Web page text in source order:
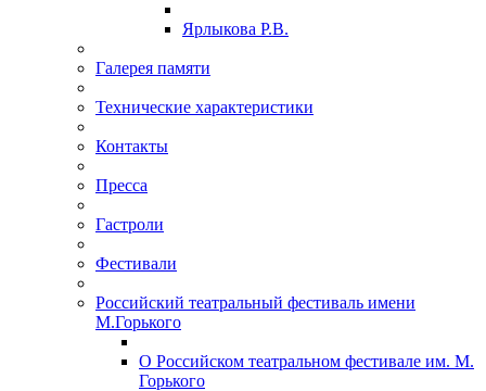
Ярлыкова Р.В.
Галерея памяти
Технические характеристики
Контакты
Пресса
Гастроли
Фестивали
Российский театральный фестиваль имени
М.Горького
О Российском театральном фестивале им. М.
Горького